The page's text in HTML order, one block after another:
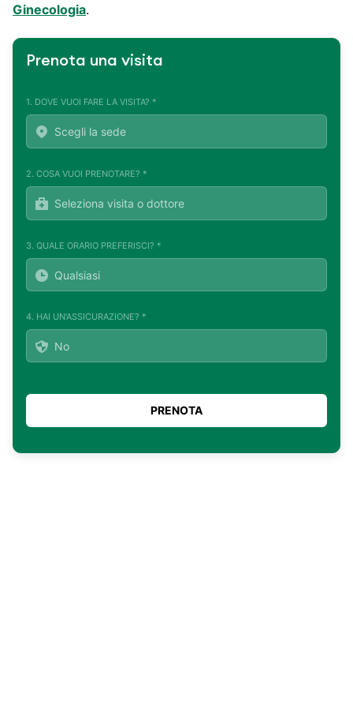
Ginecologia.
Prenota una visita
1. DOVE VUOI FARE LA VISITA? *
2. COSA VUOI PRENOTARE? *
3. QUALE ORARIO PREFERISCI? *
4. HAI UN'ASSICURAZIONE? *